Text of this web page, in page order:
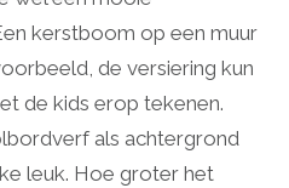
kerstboom op een muur
de versiering kun
de kids erop tekenen.
als achtergrond
leuk. Hoe groter het